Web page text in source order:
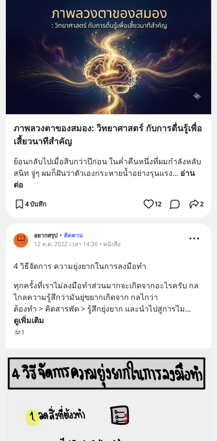
ภาพลวงตาของสมอง: วิทยาศาสตร์ กับการตื่นรู้เพื่อ
เสี้ยวนาทีสำคัญ
ย้อนกลับไปเมื่อสิบกว่าปีก่อน ในค่ำคืนหนึ่งที่ผมกำลังหลับ
สนิท จู่ๆ ผมก็ฝันว่าตัวเองกระหายน้ำอย่างรุนแรง... อ่าน
ต่อ
4 บันทึก 12 2
อยากสรุป • ติดตาม
12 ต.ค. 2022 เวลา 14:36 • หนังสือ
4 วิธีจัดการ ความยุ่งยากในการลงมือทำ
ทุกครั้งที่เราไม่ลงมือทำส่วนมากจะเกิดจากอะไรครับ กล
ไกลความรู้สึกว่ามันยุ่ฃยากเกิดจาก กลไกว่า
ต้องทำ > คิดสารพัด > รู้สึกยุ่งยาก และนำไปสู่การไม...
ดูเพิ่มเติม
1